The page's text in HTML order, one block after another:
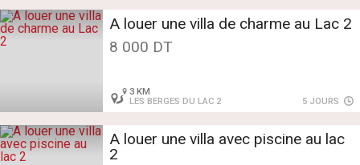
A louer une villa de charme au Lac 2
8 000 DT
3 KM
LES BERGES DU LAC 2
5 JOURS
A louer une villa avec piscine au lac
2